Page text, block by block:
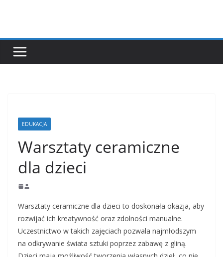
EDUKACJA
Warsztaty ceramiczne
dla dzieci
Warsztaty ceramiczne dla dzieci to doskonała okazja, aby
rozwijać ich kreatywność oraz zdolności manualne.
Uczestnictwo w takich zajęciach pozwala najmłodszym
na odkrywanie świata sztuki poprzez zabawę z gliną.